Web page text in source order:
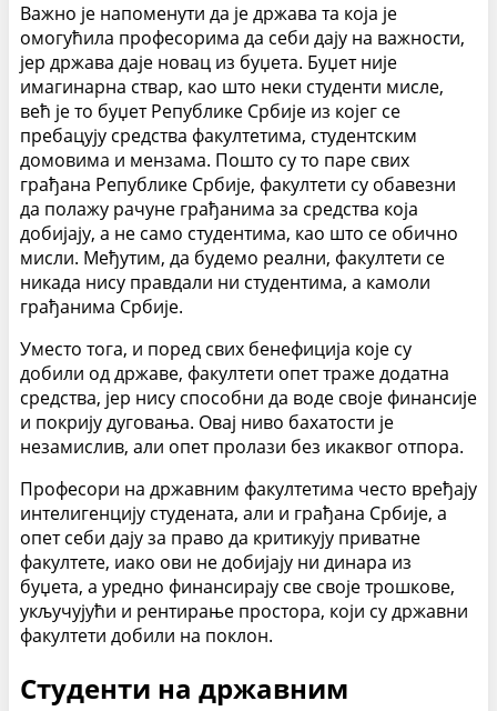
Важно је напоменути да је држава та која је
омогућила професорима да себи дају на важности,
јер држава даје новац из буџета. Буџет није
имагинарна ствар, као што неки студенти мисле,
већ је то буџет Републике Србије из којег се
пребацују средства факултетима, студентским
домовима и мензама. Пошто су то паре свих
грађана Републике Србије, факултети су обавезни
да полажу рачуне грађанима за средства која
добијају, а не само студентима, као што се обично
мисли. Међутим, да будемо реални, факултети се
никада нису правдали ни студентима, а камоли
грађанима Србије.
Уместо тога, и поред свих бенефиција које су
добили од државе, факултети опет траже додатна
средства, јер нису способни да воде своје финансије
и покрију дуговања. Овај ниво бахатости је
незамислив, али опет пролази без икаквог отпора.
Професори на државним факултетима често вређају
интелигенцију студената, али и грађана Србије, а
опет себи дају за право да критикују приватне
факултете, иако ови не добијају ни динара из
буџета, а уредно финансирају све своје трошкове,
укључујући и рентирање простора, који су државни
факултети добили на поклон.
Студенти на државним